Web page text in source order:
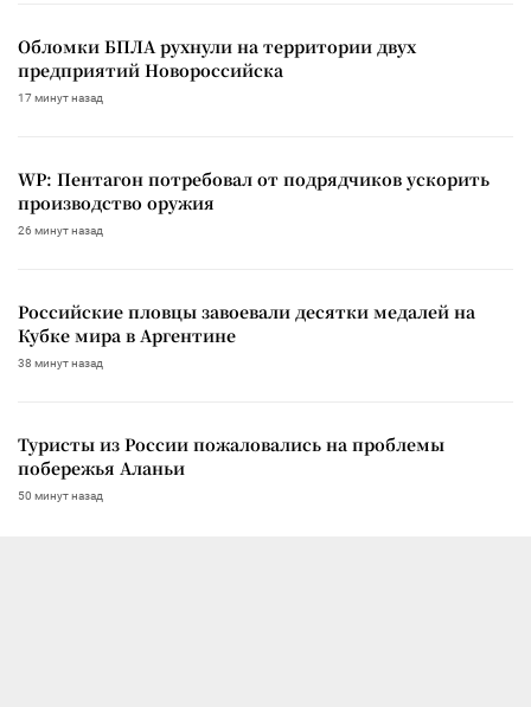
Обломки БПЛА рухнули на территории двух
предприятий Новороссийска
17 минут назад
WP: Пентагон потребовал от подрядчиков ускорить
производство оружия
26 минут назад
Российские пловцы завоевали десятки медалей на
Кубке мира в Аргентине
38 минут назад
Туристы из России пожаловались на проблемы
побережья Аланьи
50 минут назад